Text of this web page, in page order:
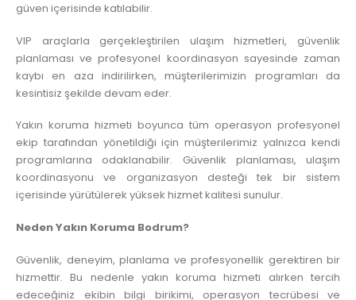
güven içerisinde katılabilir.
VIP araçlarla gerçekleştirilen ulaşım hizmetleri, güvenlik
planlaması ve profesyonel koordinasyon sayesinde zaman
kaybı en aza indirilirken, müşterilerimizin programları da
kesintisiz şekilde devam eder.
Yakın koruma hizmeti boyunca tüm operasyon profesyonel
ekip tarafından yönetildiği için müşterilerimiz yalnızca kendi
programlarına odaklanabilir. Güvenlik planlaması, ulaşım
koordinasyonu ve organizasyon desteği tek bir sistem
içerisinde yürütülerek yüksek hizmet kalitesi sunulur.
Neden Yakın Koruma Bodrum?
Güvenlik, deneyim, planlama ve profesyonellik gerektiren bir
hizmettir. Bu nedenle yakın koruma hizmeti alırken tercih
edeceğiniz ekibin bilgi birikimi, operasyon tecrübesi ve